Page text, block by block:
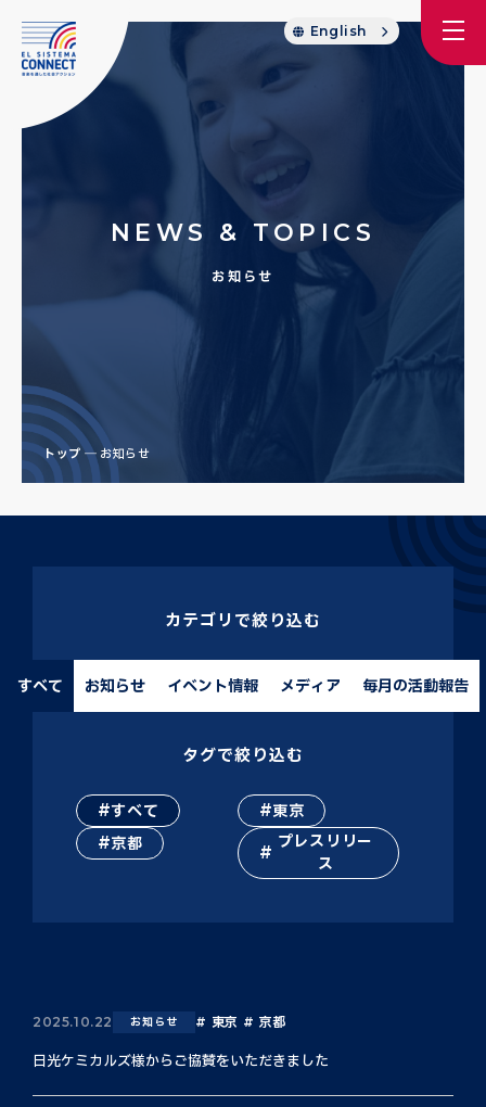
English
NEWS & TOPICS
お知らせ
トップ お知らせ
カテゴリで絞り込む
すべて お知らせ イベント情報 メディア 毎月の活動報告
タグで絞り込む
すべて
東京
京都
プレスリリー
ス
2025.10.22 お知らせ 東京 京都
日光ケミカルズ様からご協賛をいただきました